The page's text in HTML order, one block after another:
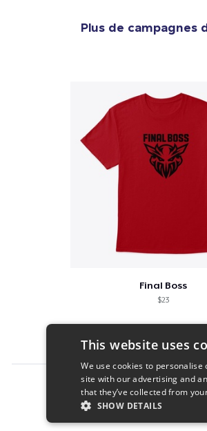
Plus de campagnes
Final Boss
$23
Report this product
This website uses
We use cookies to
site with our advertising and
that they’ve collected from
SHOW DETAILS